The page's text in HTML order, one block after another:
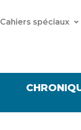
Cahiers spéciaux